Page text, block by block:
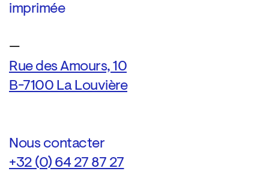
imprimée
—
Rue des Amours, 10
B-7100 La Louvière
Nous contacter
+32 (0) 64 27 87 27